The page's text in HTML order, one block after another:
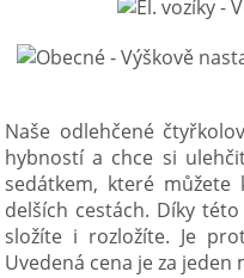
Naše odlehčené
hybností a chce si
sedátkem, které
delších cestách. Díky
složíte i rozložíte. Je
Uvedená cena je za jeden